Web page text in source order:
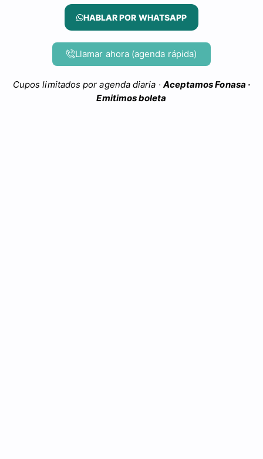
HABLAR POR WHATSAPP
Llamar ahora (agenda rápida)
Cupos limitados por agenda diaria ·Aceptamos Fonasa ·
Emitimos boleta